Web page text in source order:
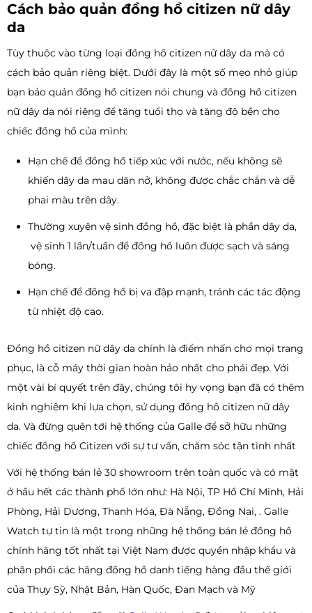
Cách bảo quản đồng hồ citizen nữ dây
da
Tùy thuộc vào từng loại đồng hồ citizen nữ dây da mà có
cách bảo quản riêng biệt. Dưới đây là một số mẹo nhỏ giúp
bạn bảo quản đồng hồ citizen nói chung và đồng hồ citizen
nữ dây da nói riêng để tăng tuổi thọ và tăng độ bền cho
chiếc đồng hồ của mình:
Hạn chế để đồng hồ tiếp xúc với nước, nếu không sẽ
khiến dây da mau dãn nở, không được chắc chắn và dễ
phai màu trên dây.
Thường xuyên vệ sinh đồng hồ, đặc biệt là phần dây da,
vệ sinh 1 lần/tuần để đồng hồ luôn được sạch và sáng
bóng.
Hạn chế để đồng hồ bị va đập mạnh, tránh các tác động
từ nhiệt độ cao.
Đồng hồ citizen nữ dây da chính là điểm nhấn cho mọi trang
phục, là cỗ máy thời gian hoàn hảo nhất cho phái đẹp. Với
một vài bí quyết trên đây, chúng tôi hy vọng bạn đã có thêm
kinh nghiệm khi lựa chọn, sử dụng đồng hồ citizen nữ dây
da. Và đừng quên tới hệ thống của Galle để sở hữu những
chiếc đồng hồ Citizen với sự tư vấn, chăm sóc tận tình nhất
Với hệ thống bán lẻ 30 showroom trên toàn quốc và có mặt
ở hầu hết các thành phố lớn như: Hà Nội, TP Hồ Chí Minh, Hải
Phòng, Hải Dương, Thanh Hóa, Đà Nẵng, Đồng Nai, . Galle
Watch tự tin là một trong những hệ thống bán lẻ đồng hồ
chính hãng tốt nhất tại Việt Nam được quyền nhập khẩu và
phân phối các hãng đồng hồ danh tiếng hàng đầu thế giới
của Thụy Sỹ, Nhật Bản, Hàn Quốc, Đan Mạch và Mỹ